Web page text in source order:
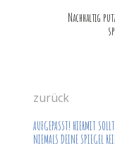
Nachhaltig
zurück
AUFGEPASST! HIERMIT
NIEMALS DEINE SPIEGEL